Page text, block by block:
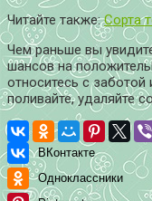
Читайте также:Сорта
Чем раньше вы
шансов на
относитесь с
поливайте, удаляйте
ВКонтакте
Одноклассники